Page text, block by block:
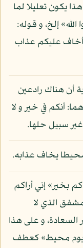
يكون تعليلا لما
إلخ، و قوله:
أخاف عليكم عذاب
أن هناك رادعين
أنكم في خير و لا
سبيل حلها.
محيطا يخاف عذابه.
بخير» إني أراكم
الذي لا
السعادة، و على هذا
يوم محيط» كعطف